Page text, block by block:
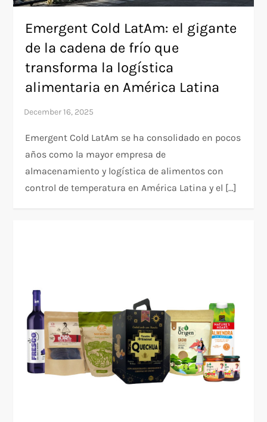
Emergent Cold LatAm: el gigante
de la cadena de frío que
transforma la logística
alimentaria en América Latina
Emergent Cold LatAm se ha consolidado en pocos
años como la mayor empresa de
almacenamiento y logística de alimentos con
control de temperatura en América Latina y el […]